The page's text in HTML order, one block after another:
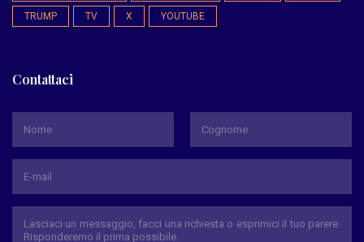
TRUMP TV X YOUTUBE
Contattaci